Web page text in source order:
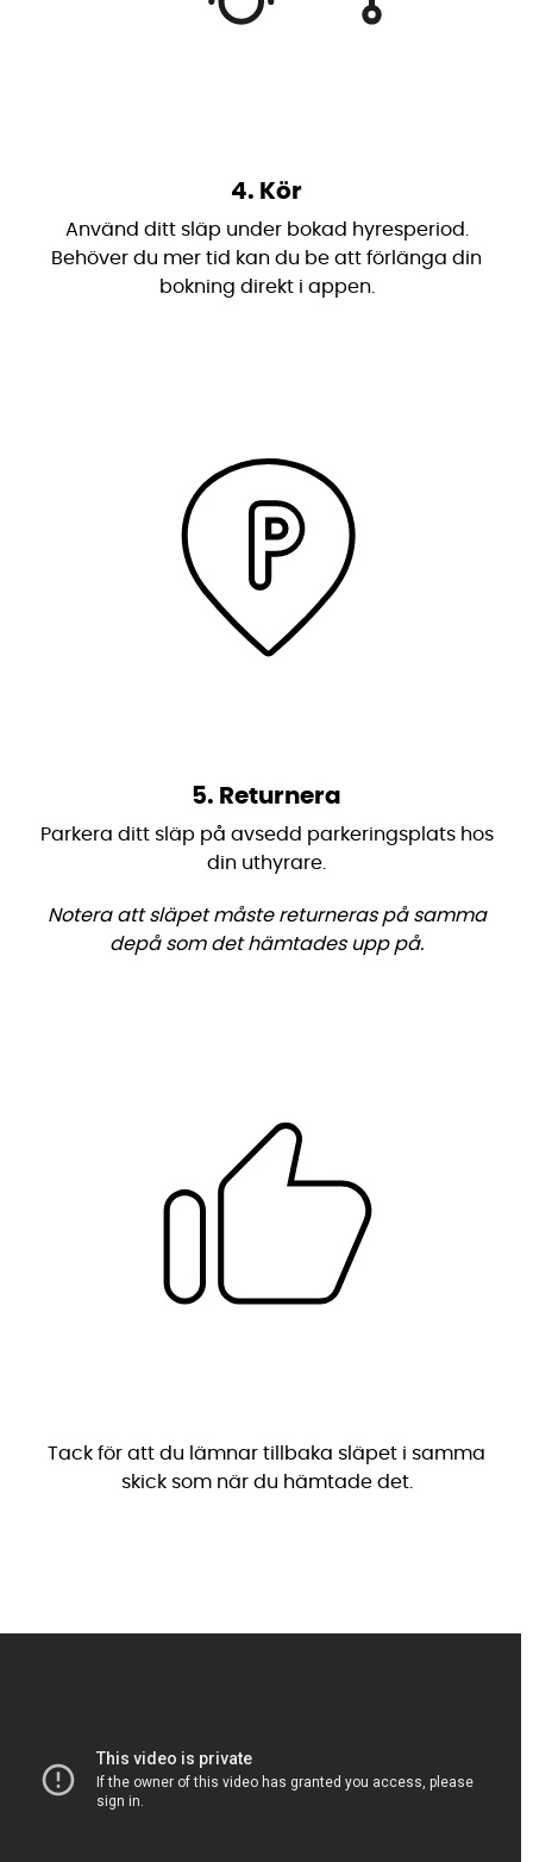
4. Kör
Använd ditt släp under bokad hyresperiod.
Behöver du mer tid kan du be att förlänga din
bokning direkt i appen.
5. Returnera
Parkera ditt släp på avsedd parkeringsplats hos
din uthyrare.
Notera att släpet måste returneras på samma
depå som det hämtades upp på.
Tack för att du lämnar tillbaka släpet i samma
skick som när du hämtade det.